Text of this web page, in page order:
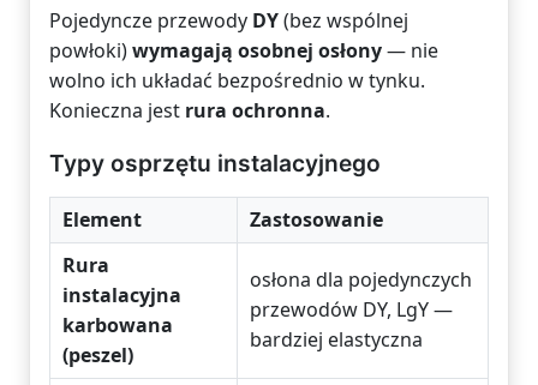
Pojedyncze przewody DY(bez wspólnej
powłoki)wymagają osobnej osłony— nie
wolno ich układać bezpośrednio w tynku.
Konieczna jest rura ochronna.
Typy osprzętu instalacyjnego
Element
Zastosowanie
Rura
instalacyjna
karbowana
(peszel)
osłona dla pojedynczych
przewodów DY, LgY —
bardziej elastyczna